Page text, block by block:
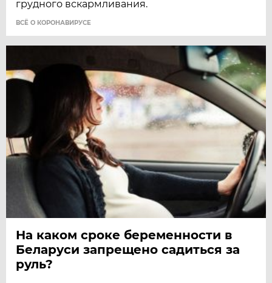
грудного вскармливания.
ВСЁ О КОРОНАВИРУСЕ
На каком сроке беременности в
Беларуси запрещено садиться за
руль?